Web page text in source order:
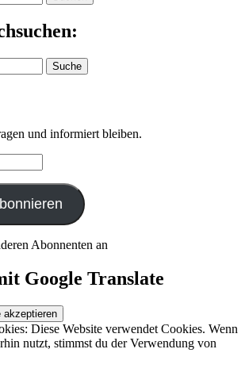
Suche
und informiert bleiben.
Abonnenten an
Google Translate
Diese Website verwendet Cookies. Wenn
nutzt, stimmst du der Verwendung von